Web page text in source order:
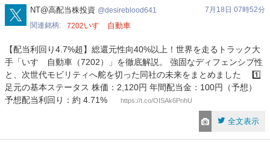
desireblood641
NT@高配当株投資 desireblood641
7月18日 07時52分
関連銘柄
7202いすゞ自動車
【配当利回り4.7%超】総還元性向40%以上！世界を走るトラック大
手「いすゞ自動車（7202）」を徹底解説。 強固なディフェンシブ性
と、次世代モビリティへ舵を切った同社の未来をまとめました 1️⃣
足元の基本ステータス 株価：2,120円 年間配当金：100円（予想）
予想配当利回り：約 4.71%
https://t.co/OISAk6PnhU
全文表示